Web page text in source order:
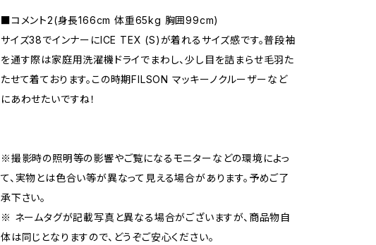
■コメント2(身長166cm 体重65kg 胸囲99cm)
サイズ38でインナーにICE TEX (S)が着れるサイズ感です。普段袖
を通す際は家庭用洗濯機ドライでまわし、少し目を詰まらせ毛羽た
たせて着ております。この時期FILSON マッキーノクルーザーなど
にあわせたいですね！
※撮影時の照明等の影響やご覧になるモニターなどの環境によっ
て、実物とは色合い等が異なって見える場合があります。予めご了
承下さい。
※ ネームタグが記載写真と異なる場合がございますが、商品物自
体は同じとなりますので、どうぞご安心ください。